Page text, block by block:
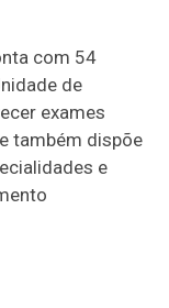
com 54
de
exames
também dispõe
e